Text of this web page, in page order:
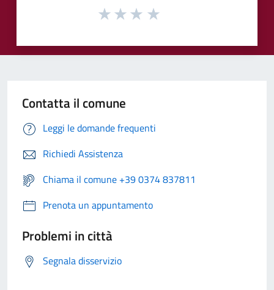
Contatta il comune
Leggi le domande frequenti
Richiedi Assistenza
Chiama il comune +39 0374 837811
Prenota un appuntamento
Problemi in città
Segnala disservizio